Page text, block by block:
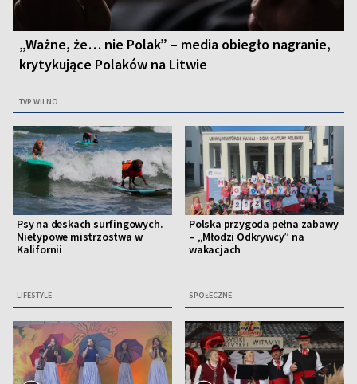
„Ważne, że… nie Polak” – media obiegło nagranie,
krytykujące Polaków na Litwie
TVP WILNO
Psy na deskach surfingowych.
Nietypowe mistrzostwa w
Kalifornii
LIFESTYLE
Polska przygoda pełna zabawy
– „Młodzi Odkrywcy” na
wakacjach
SPOŁECZNE